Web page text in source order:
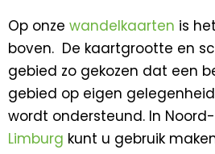
Op onze wandelkaarten is
boven. De kaartgrootte en
gebied zo gekozen dat een
gebied op eigen
wordt ondersteund. In
Limburg kunt u gebruik